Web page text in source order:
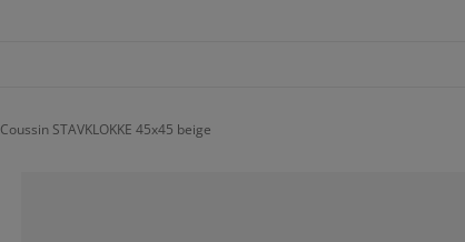
Coussin STAVKLOKKE 45x45 beige